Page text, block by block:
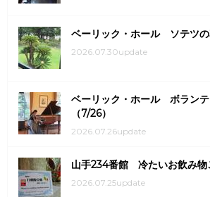
ベーリック・ホール ソテツ
2026.07.30update
ベーリック・ホール ボランテ
（7/26）
2026.07.26update
山手234番館 冷たいお飲み物
2026.07.25update